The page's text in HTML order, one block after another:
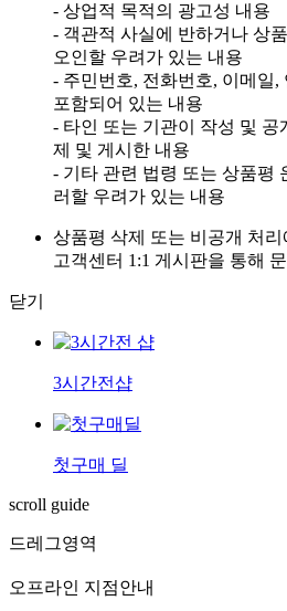
- 상업적 목적의 광고성 내용
- 객관적 사실에 반하거나 상
오인할 우려가 있는 내용
- 주민번호, 전화번호, 이메일
포함되어 있는 내용
- 타인 또는 기관이 작성 및 공
제 및 게시한 내용
- 기타 관련 법령 또는 상품평
러할 우려가 있는 내용
상품평 삭제 또는 비공개 처
고객센터 1:1 게시판을 통해
닫기
3시간전샵
첫구매 딜
scroll guide
드레그영역
오프라인 지점안내